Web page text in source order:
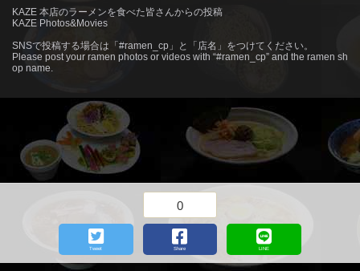
KAZE 本店のラーメンを食べた皆さんからの投稿
KAZE Photos&Movies
SNSで投稿する場合は「#ramen_cp」と「店名」をつけてください。
Please post your ramen photos or videos with “#ramen_cp” and the ramen sh
op name.
more
Tweet
0
Share LINE